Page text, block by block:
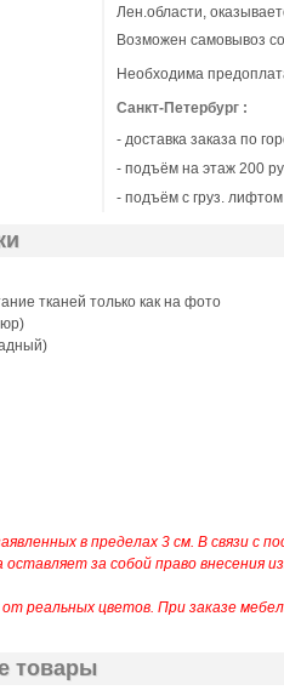
Лен.области,
Возможен самовывоз
Необходима
Санкт-Петербург :
- доставка заказа по
- подъём на этаж 200
- подъём с груз.
тканей только как на фото
в пределах 3 см. В связи с
за собой право внесения
реальных цветов. При заказе
товары